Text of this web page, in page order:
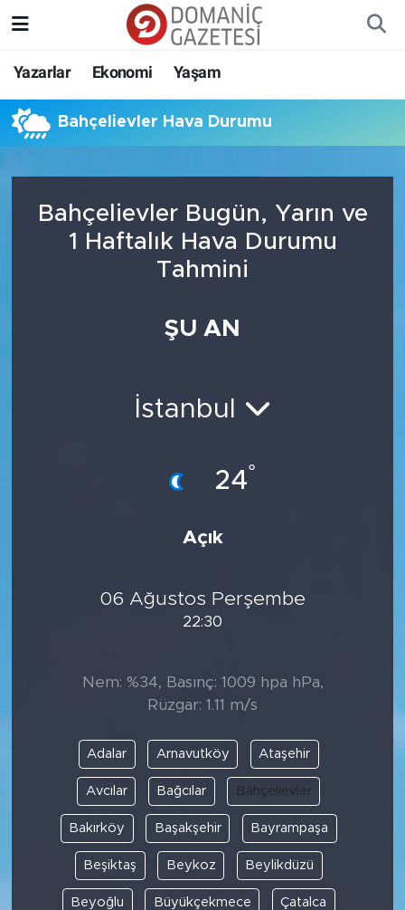
Yazarlar Ekonomi Yaşam
Bahçelievler Hava Durumu
Bahçelievler Bugün, Yarın ve
1 Haftalık Hava Durumu
Tahmini
ŞU AN
İstanbul
24°
Açık
06 Ağustos Perşembe
22:30
Nem: %34, Basınç: 1009 hpa hPa,
Rüzgar: 1.11 m/s
Adalar Arnavutköy Ataşehir
Avcılar Bağcılar Bahçelievler
Bakırköy Başakşehir Bayrampaşa
Beşiktaş Beykoz Beylikdüzü
Beyoğlu Büyükçekmece Çatalca